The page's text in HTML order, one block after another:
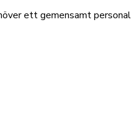
ett gemensamt